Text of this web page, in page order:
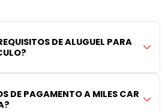
DE ALUGUEL PARA
DE PAGAMENTO A MILES CAR